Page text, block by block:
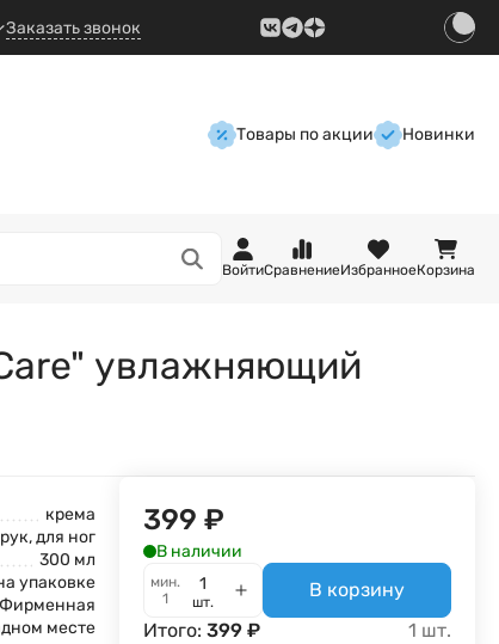
Заказать звонок
Товары по акции Новинки
ВойтиСравнениеИзбранноеКорзина
увлажняющий
крема
для ног
300 мл
упаковке
Фирменная
месте
399 ₽
В наличии
мин.
1
шт.
В корзину
Итого:399 ₽ 1 шт.